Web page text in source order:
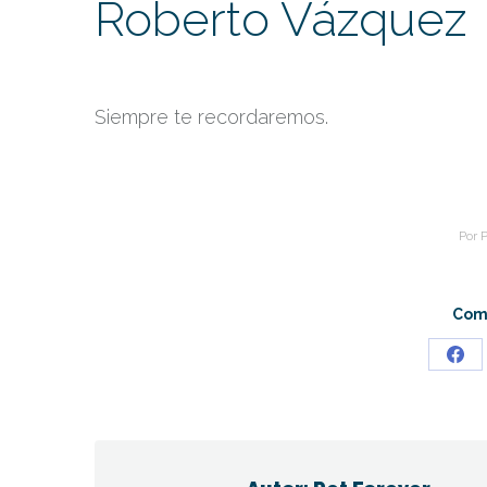
Roberto Vázquez
Siempre te recordaremos.
Por